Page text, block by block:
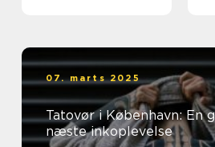
07. marts 2025
Tatovør i København: En
næste inkoplevelse